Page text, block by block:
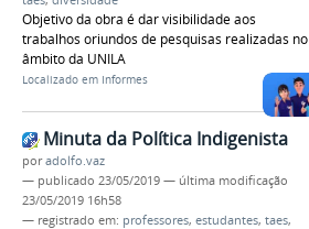
Objetivo da obra é dar visibilidade aos
trabalhos oriundos de pesquisas realizadas no
âmbito da UNILA
Localizado em Informes
Minuta da Política Indigenista
poradolfo.vaz
— publicado 23/05/2019 — última modificação
23/05/2019 16h58
— registrado em: professores, estudantes, taes,